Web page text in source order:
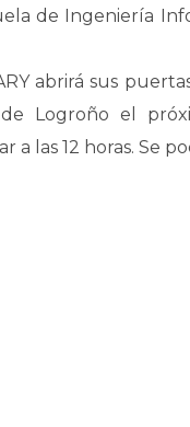
de Ingeniería
abrirá sus
de Logroño el
las 12 horas. Se